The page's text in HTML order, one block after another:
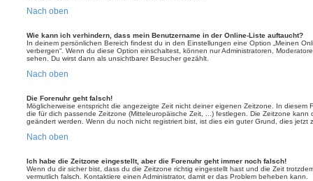
Nach oben
Wie kann ich verhindern, dass mein Benutzername in der Online-Liste auftaucht?
In deinem persönlichen Bereich findest du in den Einstellungen eine Option „Meinen
verbergen“. Wenn du diese Option einschaltest, können nur Administratoren,
sehen. Du wirst dann als unsichtbarer Besucher gezählt.
Nach oben
Die Forenuhr geht falsch!
Möglicherweise entspricht die angezeigte Zeit nicht deiner eigenen Zeitzone. In diesem
die für dich passende Zeitzone (Mitteleuropäische Zeit, ...) festlegen. Die Zeitzone kann
geändert werden. Wenn du noch nicht registriert bist, ist dies ein guter Grund, dies jetzt
Nach oben
Ich habe die Zeitzone eingestellt, aber die Forenuhr geht immer noch falsch!
Wenn du dir sicher bist, dass du die Zeitzone richtig eingestellt hast und die Zeit
vermutlich falsch. Kontaktiere einen Administrator, damit er das Problem beheben kann.